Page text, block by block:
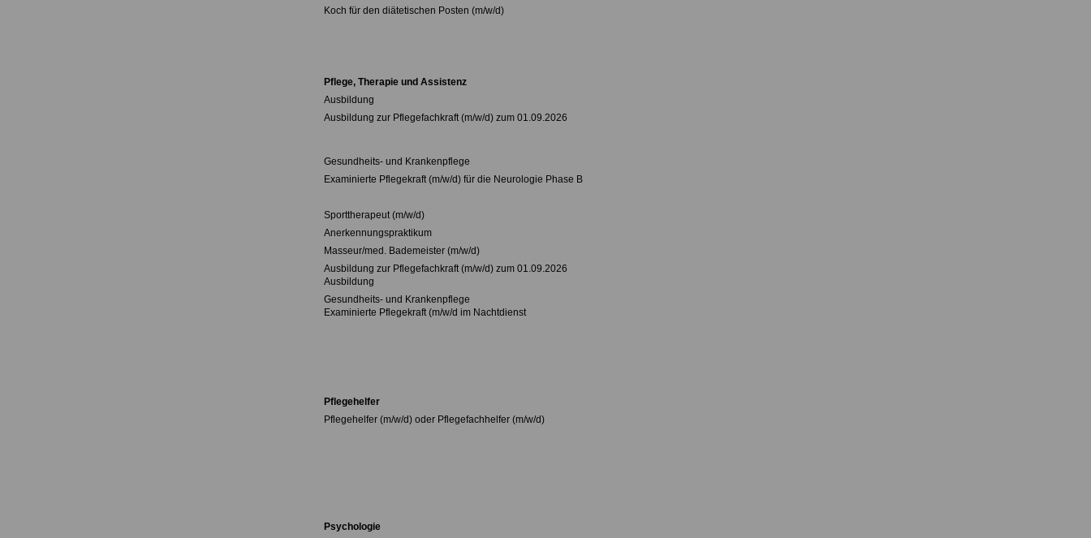
Koch für den diätetischen Posten (m/w/d)
Pflege, Therapie und Assistenz
Ausbildung
Ausbildung zur Pflegefachkraft (m/w/d) zum 01.09.2026
Gesundheits- und Krankenpflege
Examinierte Pflegekraft (m/w/d) für die Neurologie Phase B
Sporttherapeut (m/w/d)
Anerkennungspraktikum
Masseur/med. Bademeister (m/w/d)
Ausbildung zur Pflegefachkraft (m/w/d) zum 01.09.2026
Ausbildung
Gesundheits- und Krankenpflege
Examinierte Pflegekraft (m/w/d im Nachtdienst
Pflegehelfer
Pflegehelfer (m/w/d) oder Pflegefachhelfer (m/w/d)
Psychologie